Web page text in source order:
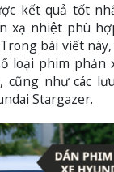
kết quả tốt
xạ nhiệt phù
bài viết
loại phim phản
như các
Stargazer.